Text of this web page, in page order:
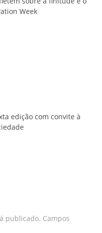
Week
edição com convite à
publicado. Campos